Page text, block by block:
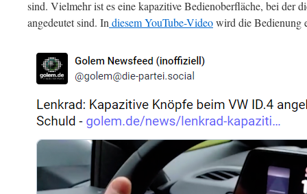
sind. Vielmehr ist es eine kapazitive Bedienoberfläche, bei der
angedeutet sind. In diesem YouTube-Videowird die Bedienung